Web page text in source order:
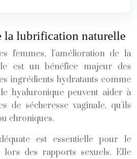
la lubrification naturelle
femmes, l’amélioration de la
est un bénéfice majeur des
ingrédients hydratants comme
hyaluronique peuvent aider à
de sécheresse vaginale, qu’ils
chroniques.
est essentielle pour le
des rapports sexuels. Elle